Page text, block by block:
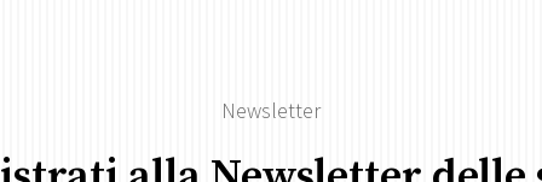
Newsletter